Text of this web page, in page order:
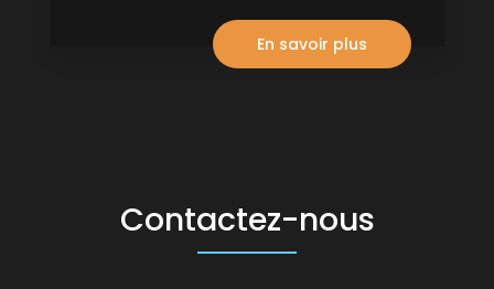
En savoir plus
Contactez-nous